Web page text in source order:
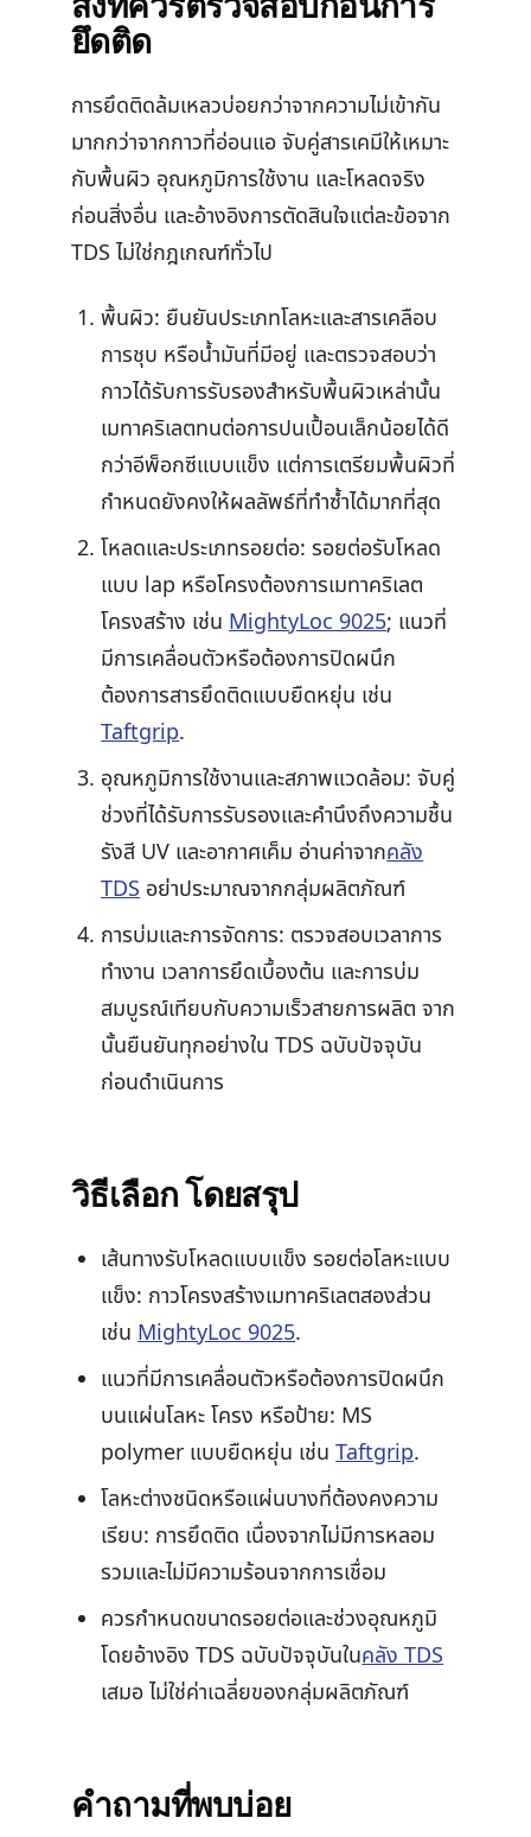
ยึดติด
การยึดติดล้มเหลวบ่อยกว่าจากความไม่เข้ากัน
มากกว่าจากกาวที่อ่อนแอ จับคู่สารเคมีให้เหมาะ
กับพื้นผิว อุณหภูมิการใช้งาน และโหลดจริง
ก่อนสิ่งอื่น และอ้างอิงการตัดสินใจแต่ละข้อจาก
TDS ไม่ใช่กฎเกณฑ์ทั่วไป
พื้นผิว: ยืนยันประเภทโลหะและสารเคลือบ
การชุบ หรือน้ำมันที่มีอยู่ และตรวจสอบว่า
กาวได้รับการรับรองสำหรับพื้นผิวเหล่านั้น
เมทาคริเลตทนต่อการปนเปื้อนเล็กน้อยได้ดี
กว่าอีพ็อกซีแบบแข็ง แต่การเตรียมพื้นผิวที่
กำหนดยังคงให้ผลลัพธ์ที่ทำซ้ำได้มากที่สุด
โหลดและประเภทรอยต่อ: รอยต่อรับโหลด
แบบ lap หรือโครงต้องการเมทาคริเลต
โครงสร้าง เช่นMightyLoc 9025; แนวที่
มีการเคลื่อนตัวหรือต้องการปิดผนึก
ต้องการสารยึดติดแบบยืดหยุ่น เช่น
Taftgrip.
อุณหภูมิการใช้งานและสภาพแวดล้อม: จับคู่
ช่วงที่ได้รับการรับรองและคำนึงถึงความชื้น
รังสี UV และอากาศเค็ม อ่านค่าจากคลัง
TDSอย่าประมาณจากกลุ่มผลิตภัณฑ์
การบ่มและการจัดการ: ตรวจสอบเวลาการ
ทำงาน เวลาการยึดเบื้องต้น และการบ่ม
สมบูรณ์เทียบกับความเร็วสายการผลิต จาก
นั้นยืนยันทุกอย่างใน TDS ฉบับปัจจุบัน
ก่อนดำเนินการ
วิธีเลือก โดยสรุป
เส้นทางรับโหลดแบบแข็ง รอยต่อโลหะแบบ
แข็ง: กาวโครงสร้างเมทาคริเลตสองส่วน
เช่นMightyLoc 9025.
แนวที่มีการเคลื่อนตัวหรือต้องการปิดผนึก
บนแผ่นโลหะ โครง หรือป้าย: MS
polymer แบบยืดหยุ่น เช่นTaftgrip.
โลหะต่างชนิดหรือแผ่นบางที่ต้องคงความ
เรียบ: การยึดติด เนื่องจากไม่มีการหลอม
รวมและไม่มีความร้อนจากการเชื่อม
ควรกำหนดขนาดรอยต่อและช่วงอุณหภูมิ
โดยอ้างอิง TDS ฉบับปัจจุบันในคลัง TDS
เสมอ ไม่ใช่ค่าเฉลี่ยของกลุ่มผลิตภัณฑ์
คำถามที่พบบ่อย